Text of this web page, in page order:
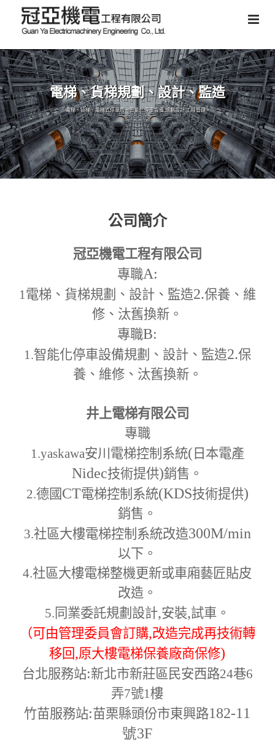
電梯、貨梯規劃、設計、監造
電梯、貨梯、電梯式停車塔、智能化停車設備,規劃設計,工程管理。
公司簡介
冠亞機電工程有限公司
專職A:
1電梯、貨梯規劃、設計、監造2.保養、維
修、汰舊換新。
專職B:
1.智能化停車設備規劃、設計、監造2.保
養、維修、汰舊換新。
井上電梯有限公司
專職
1.yaskawa安川電梯控制系統( 日本電產
Nidec技術提供)銷售。
2.德國 CT電梯控制系統(KDS技術提供)
銷售。
3.社區大樓電梯控制系統改造300M/min
以下。
4.社區大樓電梯整機更新或車廂藝匠貼皮
改造。
5. 同業委託規劃設計,安裝,試車。
（可由管理委員會訂購,改造完成再技術轉
移回,原大樓電梯保養廠商保修)
台北服務站:新北市新莊區民安西路24巷6
弄7號1樓
竹苗服務站:苗栗縣頭份市東興路182-11
號3F